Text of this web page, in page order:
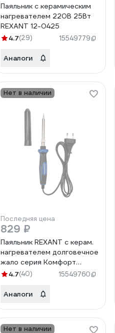
Паяльник с керамическим
нагревателем 220В 25Вт
REXANT 12-0425
4.7(29) 15549779
Аналоги
Нет в наличии
Последняя цена
829 ₽
Паяльник REXANT с керам.
нагревателем долговечное
жало серия Комфорт
220В/30 Вт 12-0122-1
4.7(40) 15549760
Аналоги
Нет в наличии